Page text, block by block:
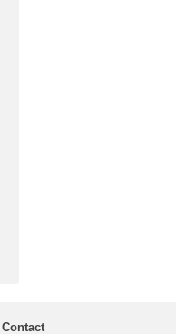
Contact